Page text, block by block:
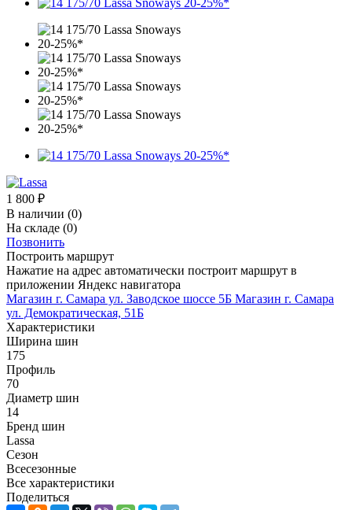
1 800 ₽
В наличии (0)
На складе (0)
Позвонить
Построить маршрут
Нажатие на адрес автоматически построит маршрут в
приложении Яндекс навигатора
Магазин г. Самара ул. Заводское шоссе 5Б Магазин г. Самара
ул. Демократическая, 51Б
Характеристики
Ширина шин
175
Профиль
70
Диаметр шин
14
Бренд шин
Lassa
Сезон
Всесезонные
Все характеристики
Поделиться